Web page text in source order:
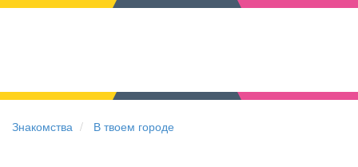
Знакомства В твоем городе